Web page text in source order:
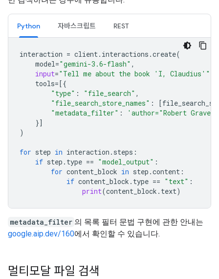
Python 자바스크립트 REST
interaction = client. interactions .create(
model="gemini-3.6-flash" ,
input="Tell me about the book 'I, Claudius'"
tools=[{
"type" : "file_search" ,
"file_search_store_names" : [
"metadata_filter" :
'author="Robert
}]
)
for step in interaction . steps :
if step . type == "model_output" :
for content_block in step .content :
if content_block . type == "text" :
print(content_block . text)
metadata_filter 의 목록 필터 문법 구현에 관한 안내는
google.aip.dev/160에서 확인할 수 있습니다.
멀티모달 파일 검색